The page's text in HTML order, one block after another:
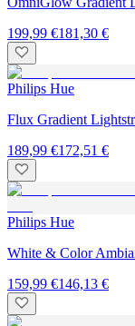
199,99 €181,30 €
Philips Hue
Flux Gradient
189,99 €172,51 €
Philips Hue
White & Color
159,99 €146,13 €